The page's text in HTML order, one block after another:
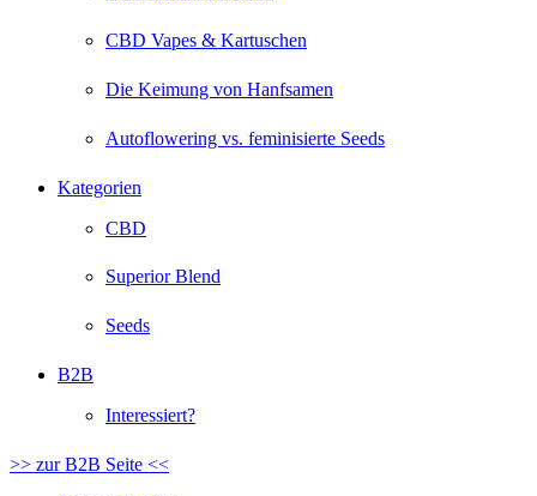
CBD Vapes & Kartuschen
Die Keimung von Hanfsamen
Autoflowering vs. feminisierte Seeds
Kategorien
CBD
Superior Blend
Seeds
B2B
Interessiert?
>> zur B2B Seite <<